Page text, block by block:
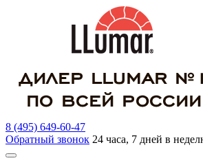
8 (495) 649-60-47
Обратный звонок 24 часа, 7 дней в